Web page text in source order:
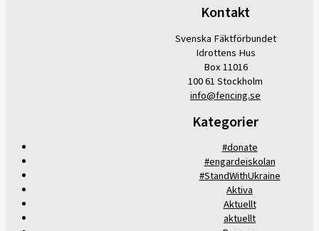
Kontakt
Svenska Fäktförbundet
Idrottens Hus
Box 11016
100 61 Stockholm
info@fencing.se
Kategorier
#donate
#engardeiskolan
#StandWithUkraine
Aktiva
Aktuellt
aktuellt